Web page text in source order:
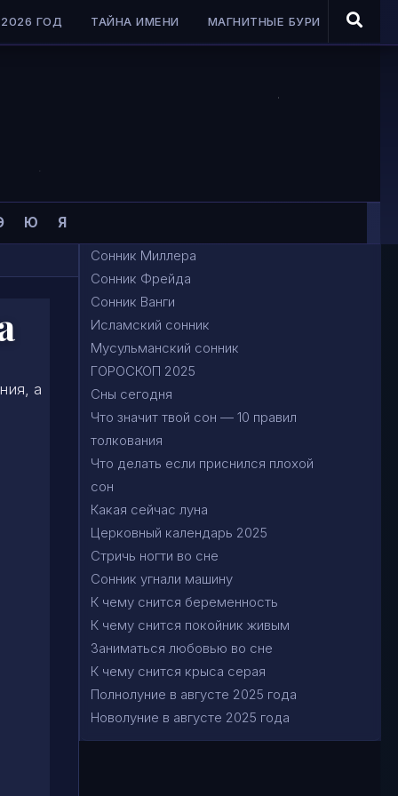
ГОД ТАЙНА ИМЕНИ МАГНИТНЫЕ БУРИ
Ю Я
а
Сонник Миллера
Сонник Фрейда
Сонник Ванги
Исламский сонник
Мусульманский сонник
ГОРОСКОП 2025
Сны сегодня
Что значит твой сон — 10 правил
толкования
Что делать если приснился плохой
сон
Какая сейчас луна
Церковный календарь 2025
Стричь ногти во сне
Сонник угнали машину
К чему снится беременность
К чему снится покойник живым
Заниматься любовью во сне
К чему снится крыса серая
Полнолуние в августе 2025 года
Новолуние в августе 2025 года